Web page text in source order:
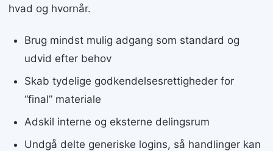
hvad og hvornår.
Brug mindst mulig adgang som standard og
udvid efter behov
Skab tydelige godkendelsesrettigheder for
“final” materiale
Adskil interne og eksterne delingsrum
Undgå delte generiske logins, så handlinger kan